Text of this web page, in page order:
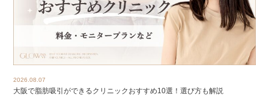
2026.08.07
大阪で脂肪吸引ができるクリニックおすすめ10選！選び方も解説